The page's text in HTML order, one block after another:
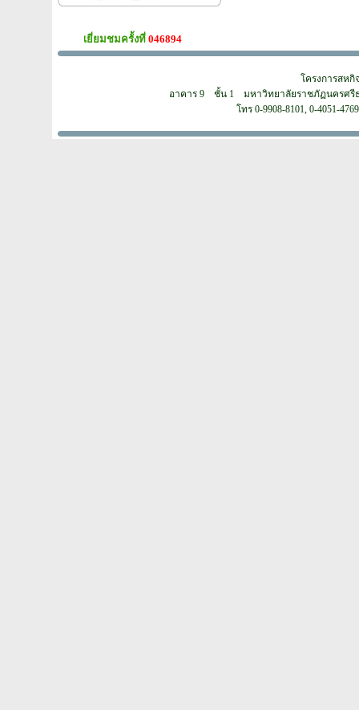
เยี่ยมชมครั้งที่ 046894
โครงการสหกิ
อาคาร 9 ชั้น 1 มหาวิทยาลัยราชภัฏนครศรีธ
โทร 0-9908-8101, 0-4051-